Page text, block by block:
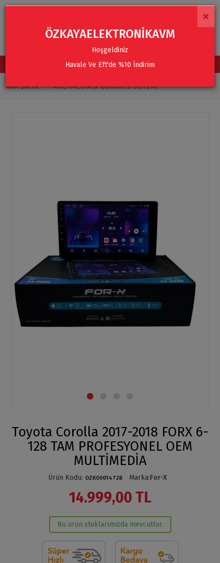
TÜM KATEGORİLER
ANA SAYFA MULTIMEDYA & GÖRÜNTÜ SISTEMI
Toyota Corolla 2017-2018 FORX 6-
128 TAM PROFESYONEL OEM
MULTİMEDİA
Ürün Kodu: OZK00014728 Marka:For-X
14.999,00 TL
Bu ürün stoklarımızda mevcuttur.
×
ÖZKAYAELEKTRONİKAVM
Hoşgeldiniz
Havale Ve Eft'de %10 İndirim